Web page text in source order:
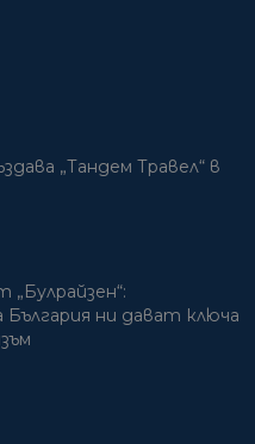
„Тандем Травел“ в
ни дават ключа